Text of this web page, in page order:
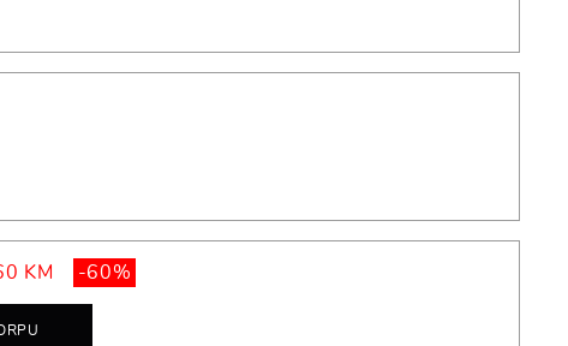
KM -60%